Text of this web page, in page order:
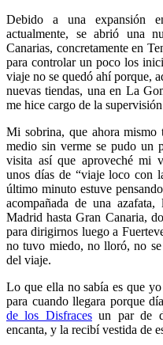
Debido a una expansión
actualmente, se abrió una
Canarias, concretamente en
para controlar un poco los
viaje no se quedó ahí porque,
nuevas tiendas, una en La
me hice cargo de la
Mi sobrina, que ahora mismo
medio sin verme se pudo un
visita así que aproveché mi
unos días de “viaje loco con
último minuto estuve
acompañada de una
Madrid hasta Gran Canaria,
para dirigirnos luego a
no tuvo miedo, no lloró, no
del viaje.
Lo que ella no sabía es que
para cuando llegara porque
de los Disfracesun par de
encanta, y la recibí vestida de